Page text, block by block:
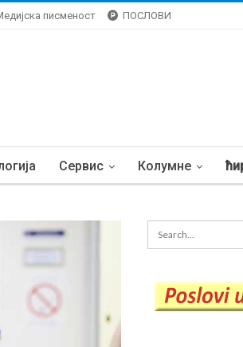
писменост ПОСЛОВИ
Сервис Колумне